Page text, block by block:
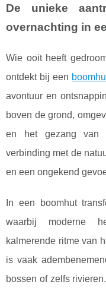
De unieke
overnachting in
Wie ooit heeft
ontdekt bij een
avontuur en
boven de grond,
en het gezang van
verbinding met de
en een ongekend
In een boomhut
waarbij moderne
kalmerende ritme van
is vaak
bossen of zelfs